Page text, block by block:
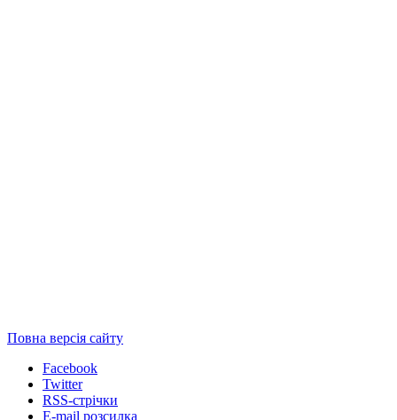
Повна версія сайту
Facebook
Twitter
RSS-стрічки
E-mail розсилка